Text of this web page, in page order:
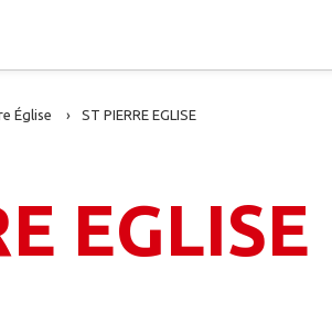
Église ST PIERRE EGLISE
EGLISE